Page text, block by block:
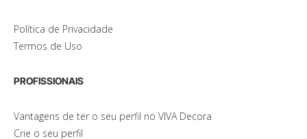
Política de Privacidade
Termos de Uso
PROFISSIONAIS
Vantagens de ter o seu perfil no VIVA Decora
Crie o seu perfil